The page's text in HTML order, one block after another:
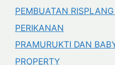
PEMBUATAN
PERIKANAN
PRAMURUKTI DAN
PROPERTY